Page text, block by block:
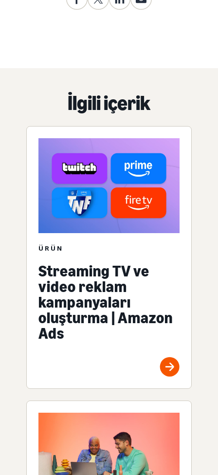
İlgili içerik
ÜRÜN
Streaming TV ve
video reklam
kampanyaları
oluşturma | Amazon
Ads